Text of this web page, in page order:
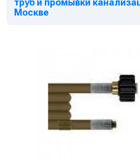
труб и промывки
Москве